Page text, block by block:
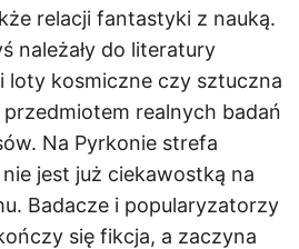
relacji fantastyki z nauką.
należały do literatury
loty kosmiczne czy sztuczna
realnych badań
Na Pyrkonie strefa
jest już ciekawostką na
Badacze i popularyzatorzy
się fikcja, a zaczyna